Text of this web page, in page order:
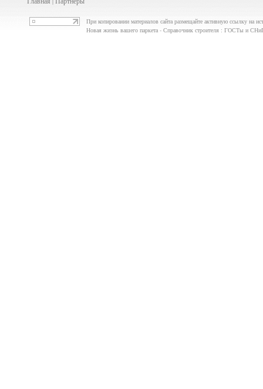
При копировании материалов сайта размещайте активную ссылку на
Новая жизнь вашего паркета - Справочник строителя : ГОСТы и